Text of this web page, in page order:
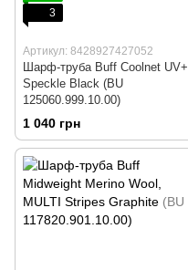
3
Артикул: 8428927427052
Шарф-труба Buff Coolnet UV+,
Speckle Black (BU
125060.999.10.00)
1 040 грн